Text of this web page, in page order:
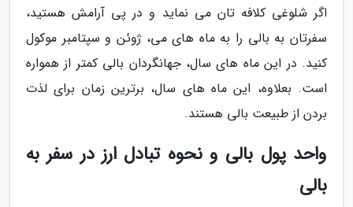
اگر شلوغی کلافه تان می نماید و در پی آرامش هستید،
سفرتان به بالی را به ماه های می، ژوئن و سپتامبر موکول
کنید. در این ماه های سال، جهانگردان بالی کمتر از همواره
است. بعلاوه، این ماه های سال، برترین زمان برای لذت
بردن از طبیعت بالی هستند.
واحد پول بالی و نحوه تبادل ارز در سفر به
بالی